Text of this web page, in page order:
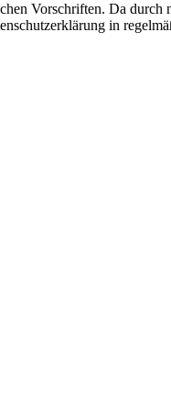
Vorschriften. Da durch
in